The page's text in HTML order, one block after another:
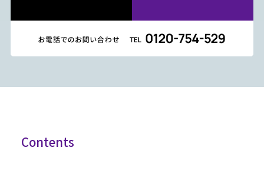
Contents